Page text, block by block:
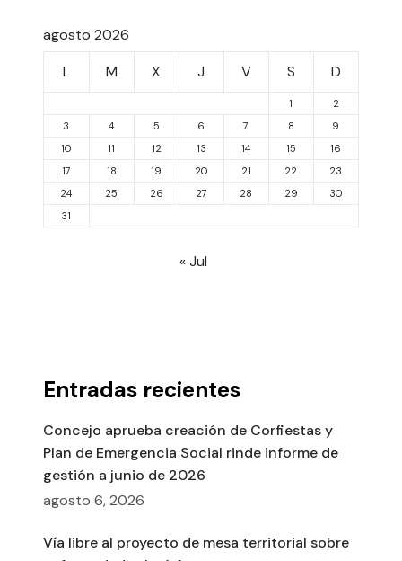
agosto 2026
L
M X J V S D
1
2
3
4 5 6 7 8
9
10
11 12 13 14 15
16
17
18 19 20 21 22
23
24
25 26 27 28 29
30
31
« Jul
Entradas recientes
Concejo aprueba creación de Corfiestas y
Plan de Emergencia Social rinde informe de
gestión a junio de 2026
agosto 6, 2026
Vía libre al proyecto de mesa territorial sobre